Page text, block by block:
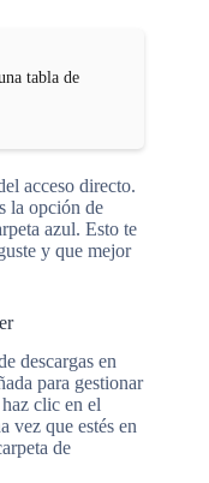
tabla de
acceso directo.
la opción de
azul. Esto te
y que mejor
descargas en
para gestionar
clic en el
vez que estés en
de